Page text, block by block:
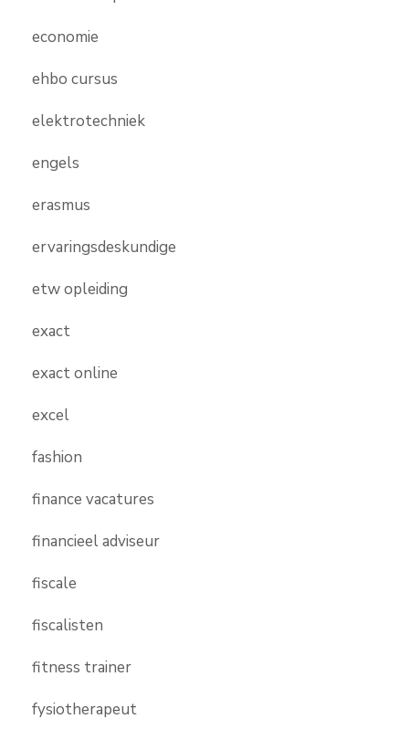
economie
ehbo cursus
elektrotechniek
engels
erasmus
ervaringsdeskundige
etw opleiding
exact
exact online
excel
fashion
finance vacatures
financieel adviseur
fiscale
fiscalisten
fitness trainer
fysiotherapeut